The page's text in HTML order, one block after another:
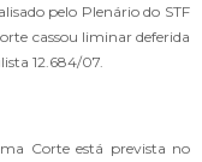
pelo Plenário do STF
cassou liminar deferida
12.684/07.
Corte está prevista no